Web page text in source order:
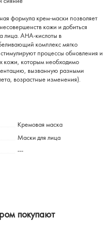
формула крем-маски позволяет
кожи и добиться
лица. АНА-кислоты в
комплекс мягко
процессы обновления и
кожи, которым необходимо
вызванную разными
возрастные изменения).
Кремовая маска
Маски для лица
---
покупают